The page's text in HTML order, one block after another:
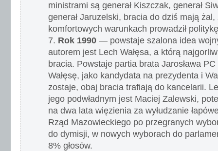
ministrami są generał Kiszczak, generał
generał Jaruzelski, bracia do dziś mają
komfortowych warunkach prowadził
Rok 1990 — powstaje szalona idea
autorem jest Lech Wałęsa, a którą
bracia. Powstaje partia brata Jarosława
Wałęsę, jako kandydata na prezydenta i
zostaje, obaj bracia trafiają do kancelarii.
jego podwładnym jest Maciej Zalewski,
na dwa lata więzienia za wyłudzanie
Rząd Mazowieckiego po przegranych
do dymisji, w nowych wyborach do
8% głosów.